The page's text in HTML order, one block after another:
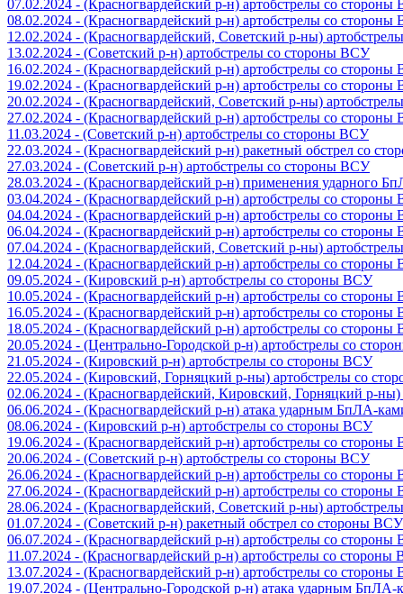
07.02.2024 - (Красногвардейский р-н) артобстрелы со
08.02.2024 - (Красногвардейский р-н) артобстрелы со
12.02.2024 - (Красногвардейский, Советский р-ны)
13.02.2024 - (Советский р-н) артобстрелы со стороны ВСУ
16.02.2024 - (Красногвардейский р-н) артобстрелы со
19.02.2024 - (Красногвардейский р-н) артобстрелы со
20.02.2024 - (Красногвардейский, Советский р-ны)
27.02.2024 - (Красногвардейский р-н) артобстрелы со
11.03.2024 - (Советский р-н) артобстрелы со стороны ВСУ
22.03.2024 - (Красногвардейский р-н) ракетный обстрел со
27.03.2024 - (Советский р-н) артобстрелы со стороны ВСУ
28.03.2024 - (Красногвардейский р-н) применения ударного
03.04.2024 - (Красногвардейский р-н) артобстрелы со
04.04.2024 - (Красногвардейский р-н) артобстрелы со
06.04.2024 - (Красногвардейский р-н) артобстрелы со
07.04.2024 - (Красногвардейский, Советский р-ны)
12.04.2024 - (Красногвардейский р-н) артобстрелы со
09.05.2024 - (Кировский р-н) артобстрелы со стороны ВСУ
10.05.2024 - (Красногвардейский р-н) артобстрелы со
16.05.2024 - (Красногвардейский р-н) артобстрелы со
18.05.2024 - (Красногвардейский р-н) артобстрелы со
20.05.2024 - (Центрально-Городской р-н) артобстрелы со
21.05.2024 - (Кировский р-н) артобстрелы со стороны ВСУ
22.05.2024 - (Кировский, Горняцкий р-ны) артобстрелы со
02.06.2024 - (Красногвардейский, Кировский, Горняцкий р-
06.06.2024 - (Красногвардейский р-н) атака ударным БпЛА-
08.06.2024 - (Кировский р-н) артобстрелы со стороны ВСУ
19.06.2024 - (Красногвардейский р-н) артобстрелы со
20.06.2024 - (Советский р-н) артобстрелы со стороны ВСУ
26.06.2024 - (Красногвардейский р-н) артобстрелы со
27.06.2024 - (Красногвардейский р-н) артобстрелы со
28.06.2024 - (Красногвардейский, Советский р-ны)
01.07.2024 - (Советский р-н) ракетный обстрел со стороны ВСУ
06.07.2024 - (Красногвардейский р-н) артобстрелы со
11.07.2024 - (Красногвардейский р-н) артобстрелы со стороны
13.07.2024 - (Красногвардейский р-н) артобстрелы со
19.07.2024 - (Центрально-Городской р-н) атака ударным